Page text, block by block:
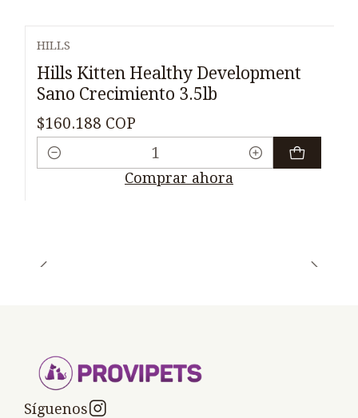
HILLS
Hills Kitten Healthy Development
Sano Crecimiento 3.5lb
$160.188 COP
Cantidad
Comprar ahora
Síguenos